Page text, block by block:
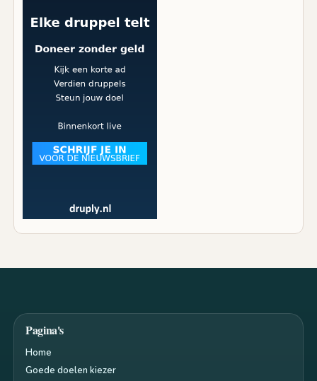
Pagina's
Home
Goede doelen kiezer